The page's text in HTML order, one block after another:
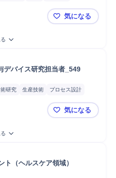
発
プロジェクト中外製薬株
気になる
研究 生産技術
プロセス設計
中外製薬株
気になる
ト（ヘルスケア領域）